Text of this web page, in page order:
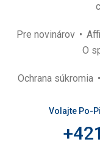
Pre novinárov
O
Ochrana súkromia
Volajte Po-